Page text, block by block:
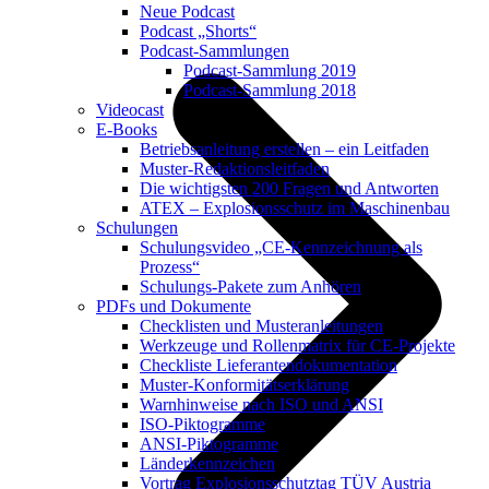
Neue Podcast
Podcast „Shorts“
Podcast-Sammlungen
Podcast-Sammlung 2019
Podcast-Sammlung 2018
Videocast
E-Books
Betriebsanleitung erstellen – ein Leitfaden
Muster-Redaktionsleitfaden
Die wichtigsten 200 Fragen und Antworten
ATEX – Explosionsschutz im Maschinenbau
Schulungen
Schulungsvideo „CE-Kennzeichnung als
Prozess“
Schulungs-Pakete zum Anhören
PDFs und Dokumente
Checklisten und Musteranleitungen
Werkzeuge und Rollenmatrix für CE-Projekte
Checkliste Lieferantendokumentation
Muster-Konformitätserklärung
Warnhinweise nach ISO und ANSI
ISO-Piktogramme
ANSI-Piktogramme
Länderkennzeichen
Vortrag Explosionsschutztag TÜV Austria